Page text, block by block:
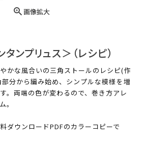
画像拡大
ンプリュス＞（レシピ）
かな風合いの三角ストールのレシピ(作
分から編み始め、シンプルな模様を増
。両端の色が変わるので、巻き方アレ
。
ダウンロードPDFのカラーコピーで